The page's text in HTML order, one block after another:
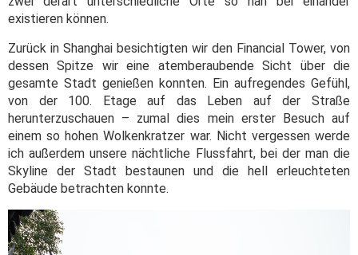
existieren können.
Zurück in Shanghai besichtigten wir den Financial Tower, von
dessen Spitze wir eine atemberaubende Sicht über die
gesamte Stadt genießen konnten. Ein aufregendes Gefühl,
von der 100. Etage auf das Leben auf der Straße
herunterzuschauen – zumal dies mein erster Besuch auf
einem so hohen Wolkenkratzer war. Nicht vergessen werde
ich außerdem unsere nächtliche Flussfahrt, bei der man die
Skyline der Stadt bestaunen und die hell erleuchteten
Gebäude betrachten konnte.